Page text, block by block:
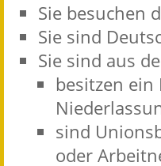
Sie besuchen
Sie sind
Sie sind aus
besitzen
sind
oder